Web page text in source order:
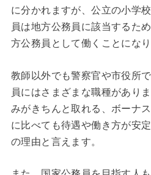
に分かれますが、公立の小学
員は地方公務員に該当するた
方公務員として働くことになり
教師以外でも警察官や市役所
員にはさまざまな職種があり
みがきちんと取れる、ボーナ
に比べても待遇や働き方が安
の理由と言えます。